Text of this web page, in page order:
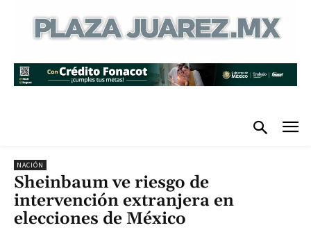
NACIÓN
Sheinbaum ve riesgo de
intervención extranjera en
elecciones de México